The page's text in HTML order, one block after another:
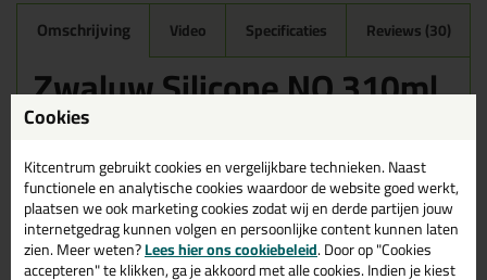
Omschrijving Video Specificaties Reviews (30)
Zwaluw Silicone NO 310ml
in Jasmijn
Zwaluw Silicone NO 310ml in de kleur Jasmijn is te gebruiken voor
verschillende toepassingen. Een duurzame en veelzijdige kit
welke makkelijk te verwerken is. Perfect als je een bijpassende
kleur zoekt met gegarandeerd een topresultaat. Bestel de Zwaluw
Silicone NO 310ml in kleur Jasmijn vandaag nog! Op voorraad en
op werkdagen besteld = morgen in huis.
Cookies
Kitcentrum gebruikt cookies en vergelijkbare technieken. Naast
functionele en analytische cookies waardoor de website goed werkt,
plaatsen we ook marketing cookies zodat wij en derde partijen jouw
internetgedrag kunnen volgen en persoonlijke content kunnen laten
zien. Meer weten?Lees hier ons cookiebeleid. Door op "Cookies
accepteren" te klikken, ga je akkoord met alle cookies. Indien je kiest